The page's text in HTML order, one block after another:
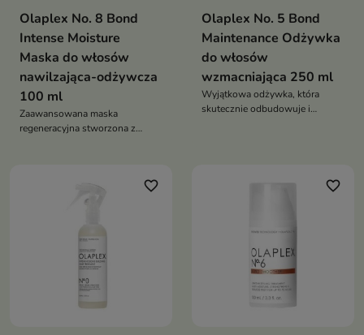
Olaplex No. 8 Bond
Intense Moisture
Maska do włosów
nawilzająca-odżywcza
100 ml
Zaawansowana maska
regeneracyjna stworzona z
Olaplex No. 5 Bond
Maintenance Odżywka
do włosów
wzmacniająca 250 ml
Wyjątkowa odżywka, która
skutecznie odbudowuje i
favorite_border favorite_border